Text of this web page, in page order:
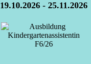
19.10.2026 - 25.11.2026